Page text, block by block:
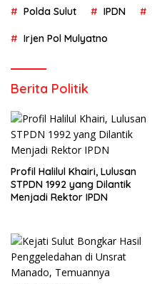
Polda Sulut IPDN
Irjen Pol Mulyatno
Berita Politik
Profil Halilul Khairi, Lulusan
STPDN 1992 yang Dilantik
Menjadi Rektor IPDN